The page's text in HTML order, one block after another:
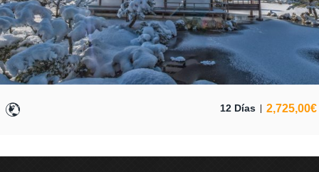
12 Días 2,725,00€